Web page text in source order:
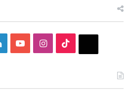
LinkedInYouTubeInstagram